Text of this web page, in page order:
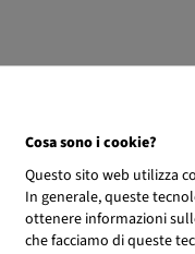
Cosa sono i cookie?
Questo sito web utilizza
In generale, queste
ottenere informazioni
che facciamo di queste